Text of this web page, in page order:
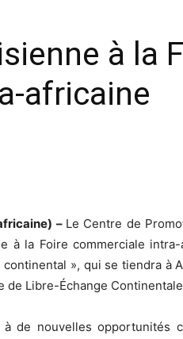
à la
africaine
– Le Centre de
à la Foire commerciale
», qui se tiendra à
Libre-Échange
à de nouvelles opportunités